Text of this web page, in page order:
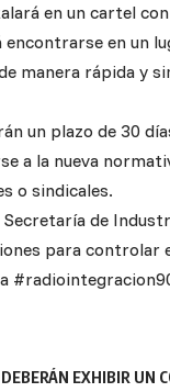
en un cartel
encontrarse en un
manera rápida y
un plazo de 30
a la nueva
o sindicales.
Secretaría de
para controlar
EXHIBIR UN